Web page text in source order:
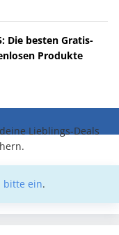
Die besten Gratis-
Produkte
Lieblings-Deals
bitte ein.